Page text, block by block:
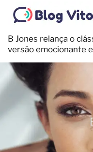
B Jones relança o
versão emocionante